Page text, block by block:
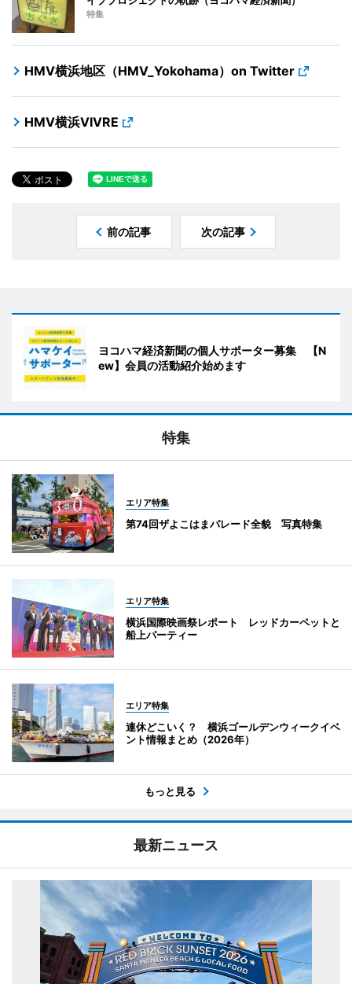
特集
HMV横浜地区（HMV_Yokohama）on Twitter
HMV横浜VIVRE
前の記事 次の記事
ヨコハマ経済新聞の個人サポーター募集 【N
ew】会員の活動紹介始めます
特集
エリア特集
第74回ザよこはまパレード全貌 写真特集
エリア特集
横浜国際映画祭レポート レッドカーペットと
船上パーティー
エリア特集
連休どこいく？ 横浜ゴールデンウィークイベ
ント情報まとめ（2026年）
もっと見る
最新ニュース